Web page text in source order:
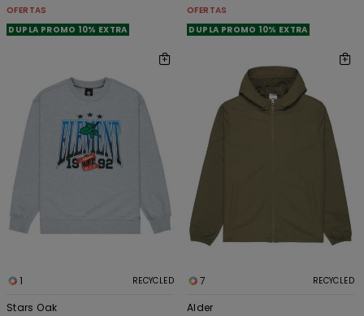
OFERTAS
DUPLA PROMO 10% EXTRA
OFERTAS
DUPLA PROMO 10% EXTRA
1 RECYCLED
Stars Oak
7 RECYCLED
Alder